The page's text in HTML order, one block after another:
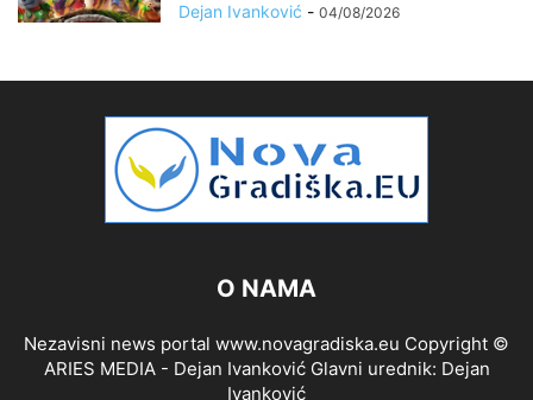
Dejan Ivanković - 04/08/2026
O NAMA
Nezavisni news portal www.novagradiska.eu Copyright ©
ARIES MEDIA - Dejan Ivanković Glavni urednik: Dejan
Ivanković